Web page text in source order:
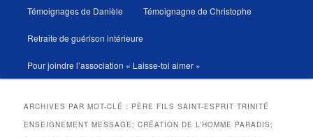
Témoignages de Danièle Témoignagne de Christophe
Retraite de guérison intérieure
Pour joindre l’association « Laisse-toi aimer »
ARCHIVES PAR MOT-CLÉ : PÈRE FILS SAINT-ESPRIT TRINITÉ
ENSEIGNEMENT MESSAGE; CRÉATION DE L’HOMME PARADIS;